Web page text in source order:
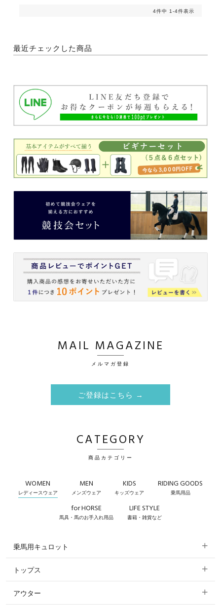
4件中 1-4件表示
最近チェックした商品
MAIL MAGAZINE
メルマガ登録
ご登録はこちら →
CATEGORY
商品カテゴリー
WOMEN
レディースウェア
MEN
メンズウェア
KIDS
キッズウェア
RIDING GOODS
乗馬用品
for HORSE
馬具・馬のお手入れ用品
LIFE STYLE
書籍・雑貨など
乗馬用キュロット
すべてのキュロット
フルグリップ・尻革 キュロット
トップス
すべてのトップス
アウター